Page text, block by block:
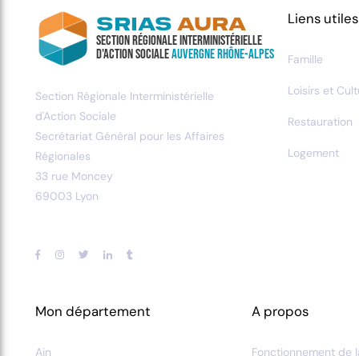
SRIAS AURA
Section Régionale Interministérielle
d'Action SocialeAuvergne Rhône-Alpes
Section Régionale Interministérielle
d'Action Sociale
Secrétariat Général pour les Affaires
Régionales
33 rue Moncey
69003 Lyon
Liens utiles
Famille
Loisirs et
Restauration
Logement
Mon département
Ain
A propos
Fonctionnement de